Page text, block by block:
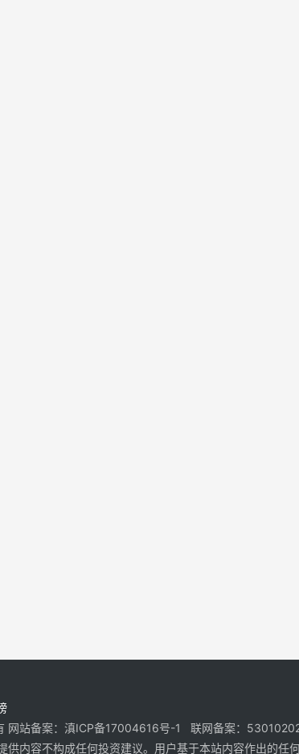
网站备案：滇ICP备17004616号-1 联网备案：
供内容不构成任何投资建议。用户基于本站内容作出的任